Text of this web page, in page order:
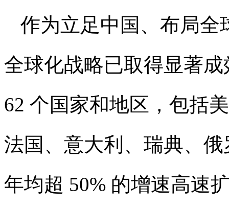
作为立足中国、布局全
全球化战略已取得显著
62 个国家和地区，包括
法国、意大利、瑞典、
年均超 50% 的增速高速